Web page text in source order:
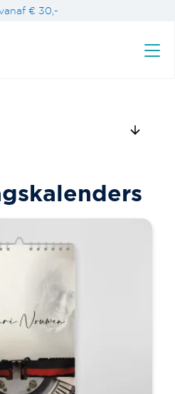
€ 30,-